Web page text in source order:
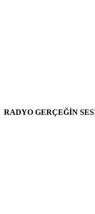
RADYO GERÇEĞİN